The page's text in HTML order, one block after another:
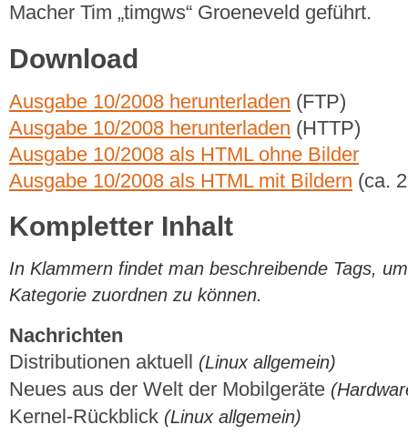
Macher Tim „timgws“ Groeneveld geführt.
Download
Ausgabe 10/2008 herunterladen (FTP)
Ausgabe 10/2008 herunterladen (HTTP)
Ausgabe 10/2008 als HTML ohne Bilder
Ausgabe 10/2008 als HTML mit Bildern (ca.
Kompletter Inhalt
In Klammern findet man beschreibende Tags,
Kategorie zuordnen zu können.
Nachrichten
Distributionen aktuell (Linux allgemein)
Neues aus der Welt der Mobilgeräte
Kernel-Rückblick (Linux allgemein)